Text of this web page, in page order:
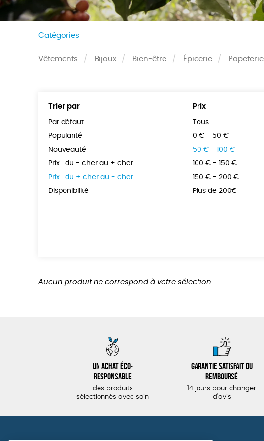
Catégories
Vêtements Bijoux Bien-être Épicerie Papeterie
Trier par
Par défaut
Popularité
Nouveauté
Prix : du - cher au + cher
Prix : du + cher au - cher
Disponibilité
Prix
Tous
0 € - 50 €
50 € - 100 €
100 € - 150 €
150 € - 200 €
Plus de 200€
Aucun produit ne correspond à votre sélection.
Un achat éco-
responsable
des produits
sélectionnés avec soin
Garantie satisfait ou
remboursé
14 jours pour changer
d'avis